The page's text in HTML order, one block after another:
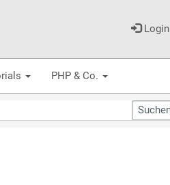
Login
PHP & Co.